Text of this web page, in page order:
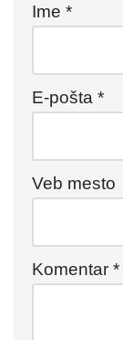
Ime *
E-pošta *
Veb mesto
Komentar *